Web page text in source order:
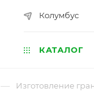
Колумбус
КАТАЛОГ
— Изготовление